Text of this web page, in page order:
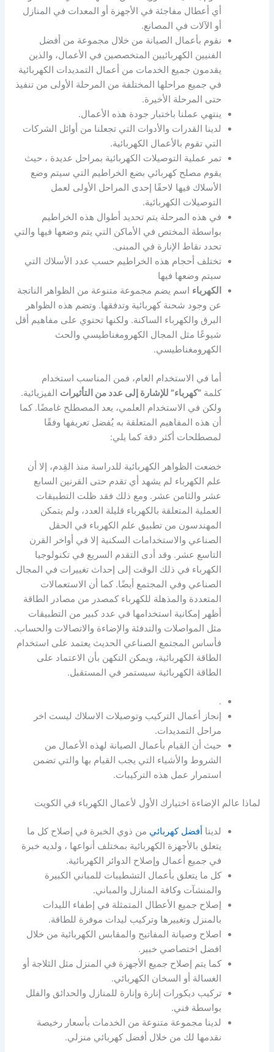
أي أعطال مفاجئة في الأجهزة أو المعدات في المنازل
أو الآلات في المصانع.
نقوم بأعمال الصيانة من خلال مجموعة من أفضل
الفنيين الكهربائيين المتخصصين في الأعمال، والذين
يقدمون جميع الخدمات من أعمال التمديدات الكهربائية
في جميع مراحلها المختلفة من المرحلة الأولى من تنفيذ
حتى المرحلة الأخيرة.
ينتهي عملنا باختبار جودة هذه الأعمال.
لدينا القدرات والأدوات التي تجعلنا من أوائل الشركات
التي تقوم بالأعمال الكهربائية.
تمر عملية التوصيلات الكهربائية بمراحل عديدة ، حيث
يقوم مصلح كهربائي بضع الخراطيم التي سيتم وضع
الأسلاك فيها لاحقًا إحدى المراحل الأولى لعمل
التوصيلات الكهربائية.
في هذه المرحلة يتم تحديد أطوال هذه الخراطيم
بواسطة المختص في الأماكن التي يتم وضعها فيها والتي
تحدد نقاط الإنارة في المبنى.
تختلف أحجام هذه الخراطيم حسب عدد الأسلاك التي
سيتم وضعها فيها
الكهرباء اسم يضم مجموعة متنوعة من الظواهر الناتجة
عن وجود شحنة كهربائية وتدفقها. وتضم هذه الظواهر
البرق والكهرباء الساكنة. ولكنها تحتوي على مفاهيم أقل
شيوعًا مثل المجال الكهرومغناطيسي والحث
الكهرومغناطيسي.
أما في الاستخدام العام، فمن المناسب استخدام
كلمة“كهرباء” للإشارة إلى عدد من التأثيرات الفيزيائية.
ولكن في الاستخدام العلمي، يعد المصطلح غامضًا. كما
أن هذه المفاهيم المتعلقة به يُفضل تعريفها وفقًا
لمصطلحات أكثر دقة كما يلي:
خضعت الظواهر الكهربائية للدراسة منذ القِدم، إلا أن
علم الكهرباء لم يشهد أي تقدم حتى القرنين السابع
عشر والثامن عشر. ومع ذلك فقد ظلت التطبيقات
العملية المتعلقة بالكهرباء قليلة العدد، ولم يتمكن
المهندسون من تطبيق علم الكهرباء في الحقل
الصناعي والاستخدامات السكنية إلا في أواخر القرن
التاسع عشر. وقد أدى التقدم السريع في تكنولوجيا
الكهرباء في ذلك الوقت إلى إحداث تغييرات في المجال
الصناعي وفي المجتمع أيضًا. كما أن الاستعمالات
المتعددة والمذهلة للكهرباء كمصدر من مصادر الطاقة
أظهر إمكانية استخدامها في عدد كبير من التطبيقات
مثل المواصلات والتدفئة والإضاءة والاتصالات والحساب.
فأساس المجتمع الصناعي الحديث يعتمد على استخدام
الطاقة الكهربائية، ويمكن التكهن بأن الاعتماد على
الطاقة الكهربائية سيستمر في المستقبل.
.
إنجاز أعمال التركيب وتوصيلات الاسلاك ليست اخر
مراحل التمديدات.
حيث أن القيام بأعمال الصيانة لهذه الأعمال من
الشروط والأشياء التي يجب القيام بها والتي تضمن
استمرار عمل هذه التركيبات.
لماذا عالم الإضاءة اختيارك الأول لأعمال الكهرباء في الكويت
لدينا أفضل كهربائي من ذوي الخبرة في إصلاح كل ما
يتعلق بالأجهزة الكهربائية بمختلف أنواعها ، ولديه خبرة
في جميع أعمال وإصلاح الدوائر الكهربائية.
كل ما يتعلق بأعمال التشطيبات للمباني الكبيرة
والمنشآت وكافة المنازل والمباني.
إصلاح جميع الأعطال المتمثلة في إطفاء الليدات
بالمنزل وتغييرها وتركيب ليدات موفرة للطاقة.
اصلاح وصيانة المفاتيح والمقابس الكهربائية من خلال
افضل اختصاصي خبير.
كما يتم إصلاح جميع الأجهزة في المنزل مثل الثلاجة أو
الغسالة أو السخان الكهربائي.
تركيب ديكورات إنارة وإنارة للمنازل والحدائق والفلل
بواسطة فني.
لدينا مجموعة متنوعة من الخدمات بأسعار رخيصة
نقدمها لك من خلال أفضل كهربائي منزلي.